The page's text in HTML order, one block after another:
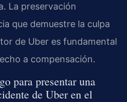
La preservación
que demuestre la culpa
de Uber es fundamental
a compensación.
para presentar una
de Uber en el